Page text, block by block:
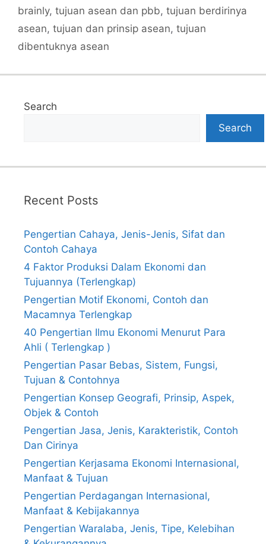
brainly, tujuan asean dan pbb, tujuan berdirinya
asean, tujuan dan prinsip asean, tujuan
dibentuknya asean
Search
Search
Recent Posts
Pengertian Cahaya, Jenis-Jenis, Sifat dan
Contoh Cahaya
4 Faktor Produksi Dalam Ekonomi dan
Tujuannya (Terlengkap)
Pengertian Motif Ekonomi, Contoh dan
Macamnya Terlengkap
40 Pengertian Ilmu Ekonomi Menurut Para
Ahli ( Terlengkap )
Pengertian Pasar Bebas, Sistem, Fungsi,
Tujuan & Contohnya
Pengertian Konsep Geografi, Prinsip, Aspek,
Objek & Contoh
Pengertian Jasa, Jenis, Karakteristik, Contoh
Dan Cirinya
Pengertian Kerjasama Ekonomi Internasional,
Manfaat & Tujuan
Pengertian Perdagangan Internasional,
Manfaat & Kebijakannya
Pengertian Waralaba, Jenis, Tipe, Kelebihan